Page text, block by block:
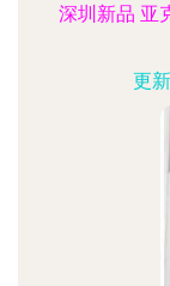
深圳新品 亚
更